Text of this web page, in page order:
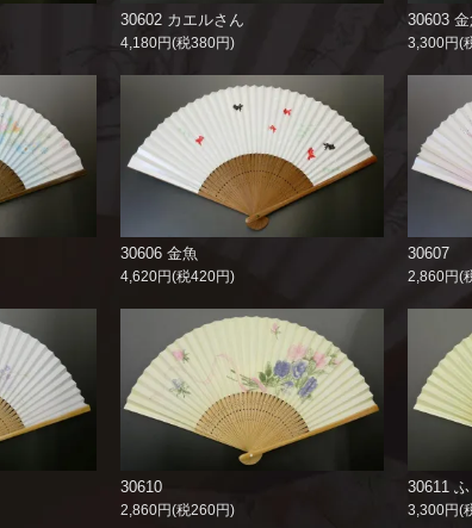
30602 カエルさん
4,180円(税380円)
30603 金
3,300円(
30606 金魚
4,620円(税420円)
30607
2,860円(
30610
2,860円(税260円)
30611 ふ
3,300円(